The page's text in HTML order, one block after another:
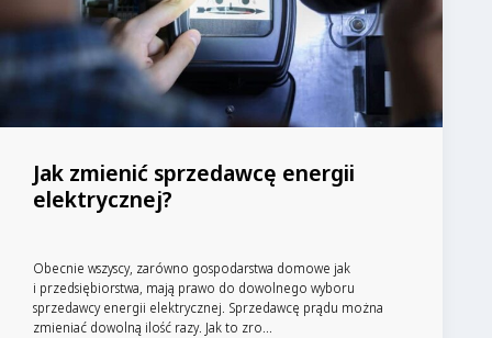
Jak zmienić sprzedawcę energii
elektrycznej?
Obecnie wszyscy, zarówno gospodarstwa domowe jak
i przedsiębiorstwa, mają prawo do dowolnego wyboru
sprzedawcy energii elektrycznej. Sprzedawcę prądu można
zmieniać dowolną ilość razy. Jak to zro...